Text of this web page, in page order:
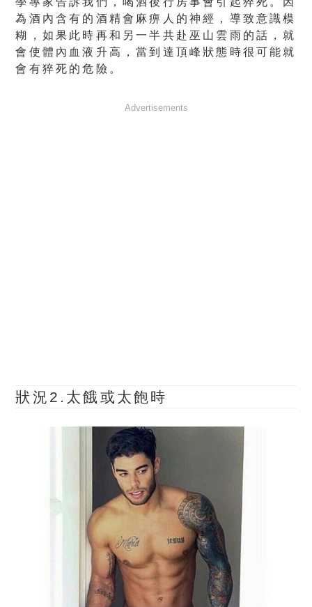
為酒內含有的酒精會麻痹人的神經，導致意識模
糊，如果此時再和另一半共赴巫山雲雨的話，就
會使體內血液升高，當到達頂峰狀態時很可能就
會有猝死的危險。
Advertisements
狀況2.太餓或太飽時